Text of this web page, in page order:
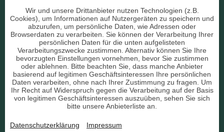
Beruf & Arbeitsleben
Liebe & Partnerschaft
sonstige Bereiche
AGB
Datenschutz
Impressum
Wir und unsere Drittanbieter nutzen Technologien (z.B.
Cookies), um Informationen auf Nutzergeräten zu speichern und
abzurufen, um persönliche Daten, wie Adressen oder
Browserdaten zu verarbeiten. Sie können der Verarbeitung Ihrer
persönlichen Daten für die unten aufgelisteten
Verarbeitungszwecke zustimmen. Alternativ können Sie Ihre
bevorzugten Einstellungen vornehmen, bevor Sie zustimmen
oder ablehnen. Bitte beachten Sie, dass manche Anbieter
basierend auf legitimen Geschäftsinteressen Ihre persönlichen
Daten verarbeiten, ohne nach Ihrer Zustimmung zu fragen. Um
Ihr Recht auf Widerspruch gegen die Verarbeitung auf der Basis
von legitimen Geschäftsinteressen auszuüben, sehen Sie sich
bitte unsere Anbieterliste an.
Datenschutzerklärung Impressum